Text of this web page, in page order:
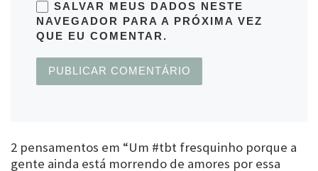
SALVAR MEUS DADOS NESTE
NAVEGADOR PARA A PRÓXIMA VEZ
QUE EU COMENTAR.
2 pensamentos em “Um #tbt fresquinho porque a
gente ainda está morrendo de amores por essa